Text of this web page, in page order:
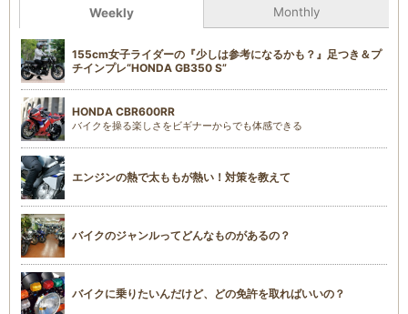
Weekly Monthly
155cm女子ライダーの『少しは参考になるかも？』足つき＆プ
チインプレ“HONDA GB350 S”
HONDA CBR600RR
バイクを操る楽しさをビギナーからでも体感できる
エンジンの熱で太ももが熱い！対策を教えて
バイクのジャンルってどんなものがあるの？
バイクに乗りたいんだけど、どの免許を取ればいいの？